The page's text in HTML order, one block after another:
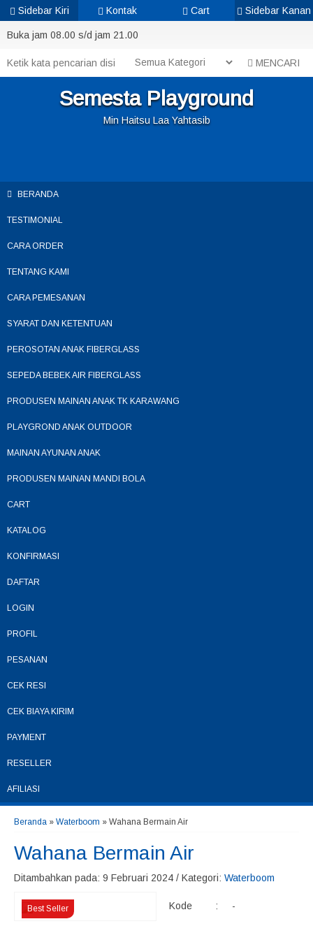
Buka jam 08.00 s/d jam 21.00
MENCARI
Semesta Playground
Min Haitsu Laa Yahtasib
BERANDA
TESTIMONIAL
CARA ORDER
TENTANG KAMI
CARA PEMESANAN
SYARAT DAN KETENTUAN
PEROSOTAN ANAK FIBERGLASS
SEPEDA BEBEK AIR FIBERGLASS
PRODUSEN MAINAN ANAK TK KARAWANG
PLAYGROND ANAK OUTDOOR
MAINAN AYUNAN ANAK
PRODUSEN MAINAN MANDI BOLA
CART
KATALOG
KONFIRMASI
DAFTAR
LOGIN
PROFIL
PESANAN
CEK RESI
CEK BIAYA KIRIM
PAYMENT
RESELLER
AFILIASI
Beranda » Waterboom » Wahana Bermain Air
Wahana Bermain Air
Ditambahkan pada: 9 Februari 2024 / Kategori: Waterboom
Best Seller Kode : -
Sidebar Kiri Kontak Cart Sidebar Kanan